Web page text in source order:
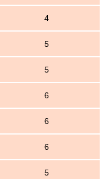
4
5
5
6
6
6
5